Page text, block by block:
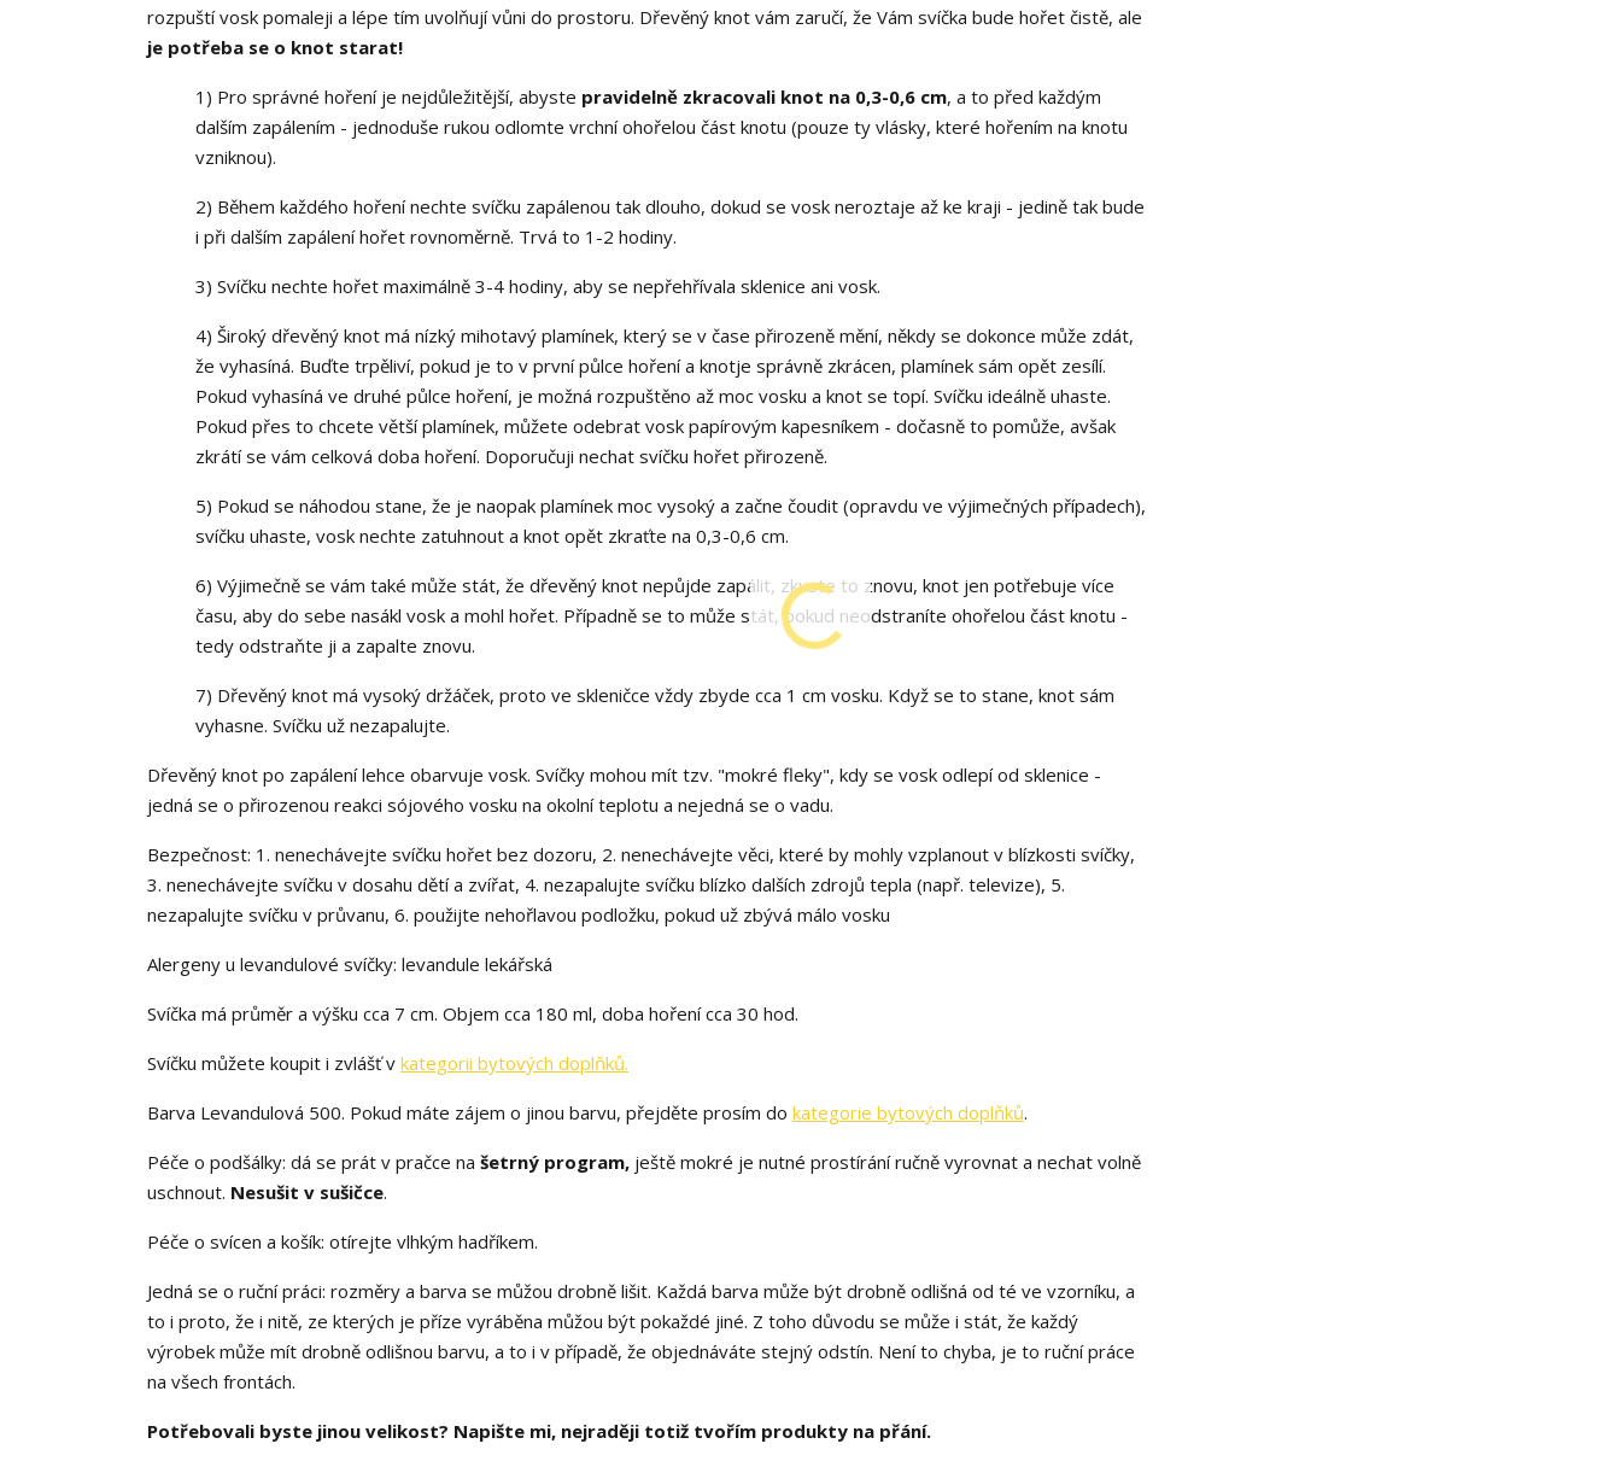
rozpuští vosk pomaleji a lépe tím uvolňují vůni do prostoru. Dřevěný knot vám zaručí, že Vám svíčka bude hořet čistě, ale
je potřeba se o knot starat!
1) Pro správné hoření je nejdůležitější, abyste pravidelně zkracovali knot na 0,3-0,6 cm, a to před každým
dalším zapálením - jednoduše rukou odlomte vrchní ohořelou část knotu (pouze ty vlásky, které hořením na knotu
vzniknou).
2) Během každého hoření nechte svíčku zapálenou tak dlouho, dokud se vosk neroztaje až ke kraji - jedině tak bude
i při dalším zapálení hořet rovnoměrně. Trvá to 1-2 hodiny.
3) Svíčku nechte hořet maximálně 3-4 hodiny, aby se nepřehřívala sklenice ani vosk.
4) Široký dřevěný knot má nízký mihotavý plamínek, který se v čase přirozeně mění, někdy se dokonce může zdát,
že vyhasíná. Buďte trpěliví, pokud je to v první půlce hoření a knotje správně zkrácen, plamínek sám opět zesílí.
Pokud vyhasíná ve druhé půlce hoření, je možná rozpuštěno až moc vosku a knot se topí. Svíčku ideálně uhaste.
Pokud přes to chcete větší plamínek, můžete odebrat vosk papírovým kapesníkem - dočasně to pomůže, avšak
zkrátí se vám celková doba hoření. Doporučuji nechat svíčku hořet přirozeně.
5) Pokud se náhodou stane, že je naopak plamínek moc vysoký a začne čoudit (opravdu ve výjimečných případech),
svíčku uhaste, vosk nechte zatuhnout a knot opět zkraťte na 0,3-0,6 cm.
6) Výjimečně se vám také může stát, že dřevěný knot nepůjde zapálit, zkuste to znovu, knot jen potřebuje více
času, aby do sebe nasákl vosk a mohl hořet. Případně se to může stát, pokud neodstraníte ohořelou část knotu -
tedy odstraňte ji a zapalte znovu.
7) Dřevěný knot má vysoký držáček, proto ve skleničce vždy zbyde cca 1 cm vosku. Když se to stane, knot sám
vyhasne. Svíčku už nezapalujte.
Dřevěný knot po zapálení lehce obarvuje vosk. Svíčky mohou mít tzv. "mokré fleky", kdy se vosk odlepí od sklenice -
jedná se o přirozenou reakci sójového vosku na okolní teplotu a nejedná se o vadu.
Bezpečnost: 1. nenechávejte svíčku hořet bez dozoru, 2. nenechávejte věci, které by mohly vzplanout v blízkosti svíčky,
3. nenechávejte svíčku v dosahu dětí a zvířat, 4. nezapalujte svíčku blízko dalších zdrojů tepla (např. televize), 5.
nezapalujte svíčku v průvanu, 6. použijte nehořlavou podložku, pokud už zbývá málo vosku
Alergeny u levandulové svíčky: levandule lekářská
Svíčka má průměr a výšku cca 7 cm. Objem cca 180 ml, doba hoření cca 30 hod.
Svíčku můžete koupit i zvlášť v kategorii bytových doplňků.
Barva Levandulová 500. Pokud máte zájem o jinou barvu, přejděte prosím do kategorie bytových doplňků.
Péče o podšálky: dá se prát v pračce na šetrný program, ještě mokré je nutné prostírání ručně vyrovnat a nechat volně
uschnout. Nesušit v sušičce.
Péče o svícen a košík: otírejte vlhkým hadříkem.
Jedná se o ruční práci: rozměry a barva se můžou drobně lišit. Každá barva může být drobně odlišná od té ve vzorníku, a
to i proto, že i nitě, ze kterých je příze vyráběna můžou být pokaždé jiné. Z toho důvodu se může i stát, že každý
výrobek může mít drobně odlišnou barvu, a to i v případě, že objednáváte stejný odstín. Není to chyba, je to ruční práce
na všech frontách.
Potřebovali byste jinou velikost? Napište mi, nejraději totiž tvořím produkty na přání.